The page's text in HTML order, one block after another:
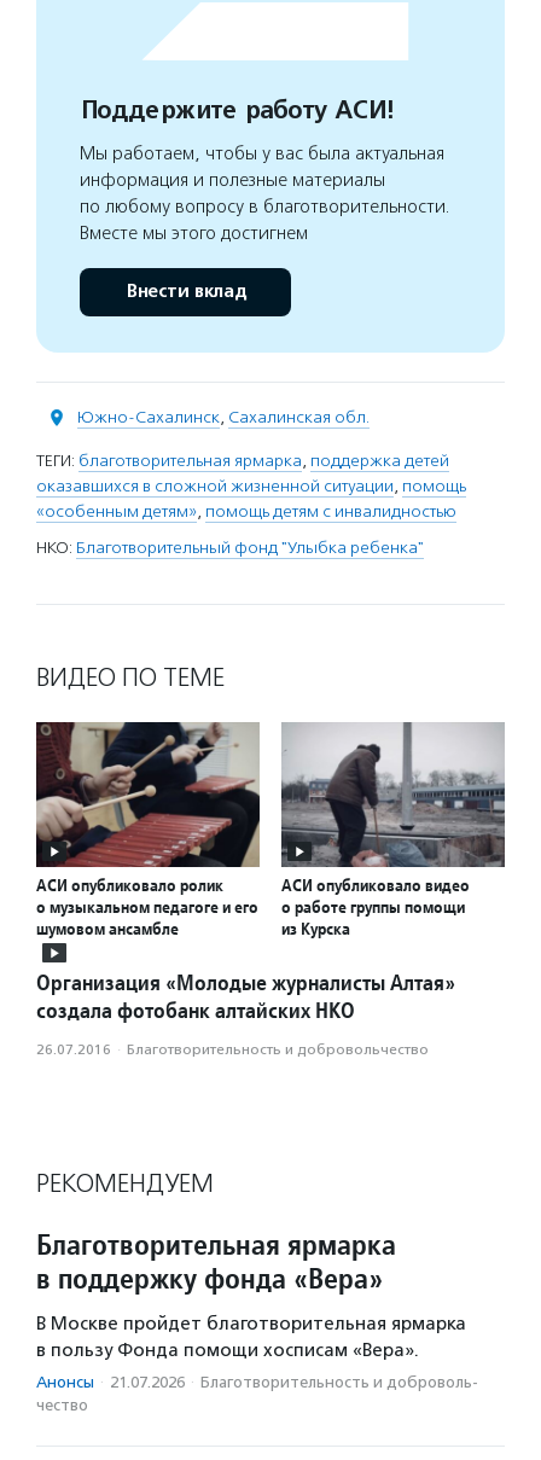
Поддержите работу АСИ!
Мы работаем, чтобы у вас была актуальная
информация и полезные материалы
по любому вопросу в благотворительности.
Вместе мы этого достигнем
Внести вклад
Южно-Сахалинск, Сахалинская обл.
ТЕГИ: благотворительная ярмарка, поддержка детей
оказавшихся в сложной жизненной ситуации, помощь
«особенным детям», помощь детям с инвалидностью
НКО: Благотворительный фонд "Улыбка ребенка"
ВИДЕО ПО ТЕМЕ
АСИ опубликовало ролик
о музыкальном педагоге и его
шумовом ансамбле
АСИ опубликовало видео
о работе группы помощи
из Курска
Организация «Молодые журналисты Алтая»
создала фотобанк алтайских НКО
26.07.2016 · Благотвори­тель­ность и доброволь­чест­во
РЕКОМЕНДУЕМ
Благотворительная ярмарка
в поддержку фонда «Вера»
В Москве пройдет благотворительная ярмарка
в пользу Фонда помощи хосписам «Вера».
Анонсы · 21.07.2026 · Благотвори­тель­ность и доброволь­
чест­во